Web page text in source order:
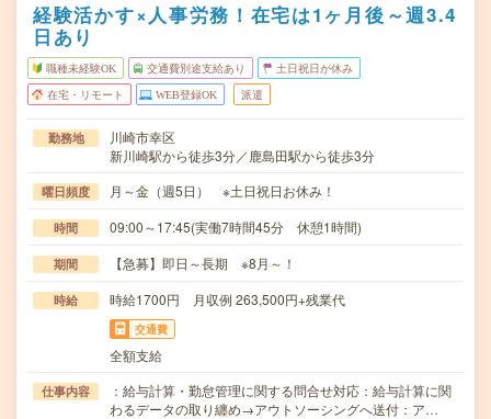
経験活かす×人事労務！在宅は1ヶ月後～週3.4
日あり
職種未経験OK 交通費別途支給あり 土日祝日が休み
在宅・リモート WEB登録OK 派遣
勤務地
川崎市幸区
新川崎駅から徒歩3分／鹿島田駅から徒歩3分
曜日頻度 月～金（週5日） ※土日祝日お休み！
時間 09:00～17:45(実働7時間45分 休憩1時間)
期間 【急募】即日～長期 ※8月～！
時給 時給1700円 月収例 263,500円+残業代
交通費
全額支給
仕事内容
：給与計算・勤怠管理に関する問合せ対応：給与計算に関
わるデータの取り纏め→アウトソーシングへ送付：ア…